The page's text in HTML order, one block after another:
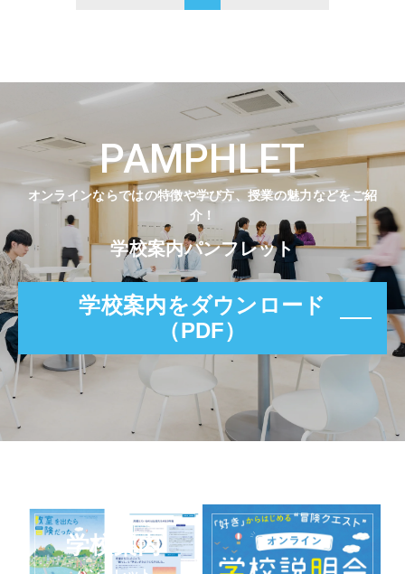
PAMPHLET
オンラインならではの特徴や学び方、授業の魅力などをご紹
介！
学校案内パンフレット
学校案内をダウンロード
（PDF）
学校案内